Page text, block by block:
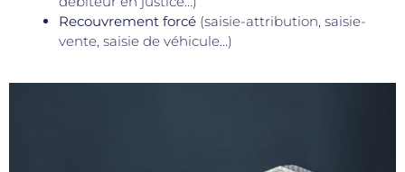
Recouvrement forcé (saisie-attribution, saisie-
vente, saisie de véhicule…)